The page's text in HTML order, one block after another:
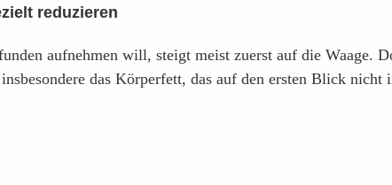
reduzieren
aufnehmen will, steigt meist zuerst auf die Waage.
das Körperfett, das auf den ersten Blick nicht